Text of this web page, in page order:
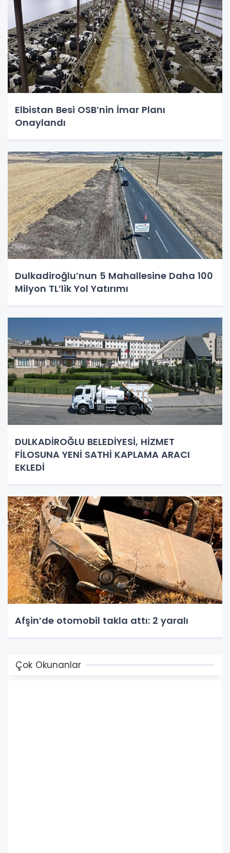
Elbistan Besi OSB’nin İmar Planı
Onaylandı
Dulkadiroğlu’nun 5 Mahallesine Daha 100
Milyon TL’lik Yol Yatırımı
DULKADİROĞLU BELEDİYESİ, HİZMET
FİLOSUNA YENİ SATHİ KAPLAMA ARACI
EKLEDİ
Afşin’de otomobil takla attı: 2 yaralı
Çok Okunanlar